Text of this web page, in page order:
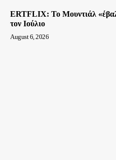
ERTFLIX: Το Μουντιάλ
τον Ιούλιο
August 6, 2026